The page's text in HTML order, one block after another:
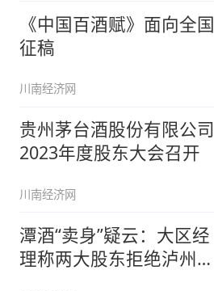
《中国百酒赋》面向全国
征稿
川南经济网
贵州茅台酒股份有限公司
2023年度股东大会召开
川南经济网
潭酒“卖身”疑云：大区经
理称两大股东拒绝泸州资